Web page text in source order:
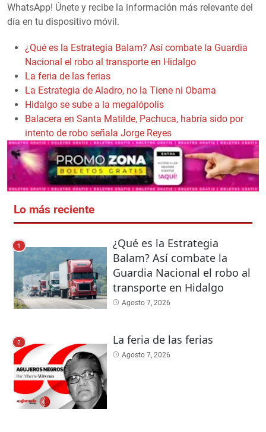
WhatsApp! Únete y recibe la información más relevante del
día en tu dispositivo móvil.
¿Qué es la Estrategia Balam? Así combate la Guardia
Nacional el robo al transporte en Hidalgo
La feria de las ferias
La Estrategia de Aladro, no la Tiene ni Obama
Hidalgo se sube a la megalópolis
Balacera en Santa Matilde, Pachuca, habría sido por
intento de robo señala Jorge Reyes
Lo más reciente
1
¿Qué es la Estrategia
Balam? Así combate la
Guardia Nacional el robo al
transporte en Hidalgo
Agosto 7, 2026
2 La feria de las ferias
Agosto 7, 2026